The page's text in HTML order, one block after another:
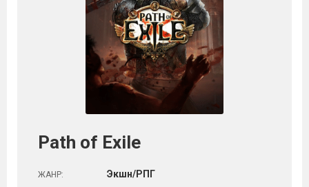
Path of Exile
ЖАНР: Экшн/РПГ